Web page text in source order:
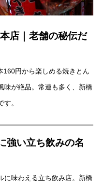
店｜老舗の秘伝だ
160円から楽しめる焼きとん
味が絶品。常連も多く、新橋
。
強い立ち飲みの名
に味わえる立ち飲み店。新橋